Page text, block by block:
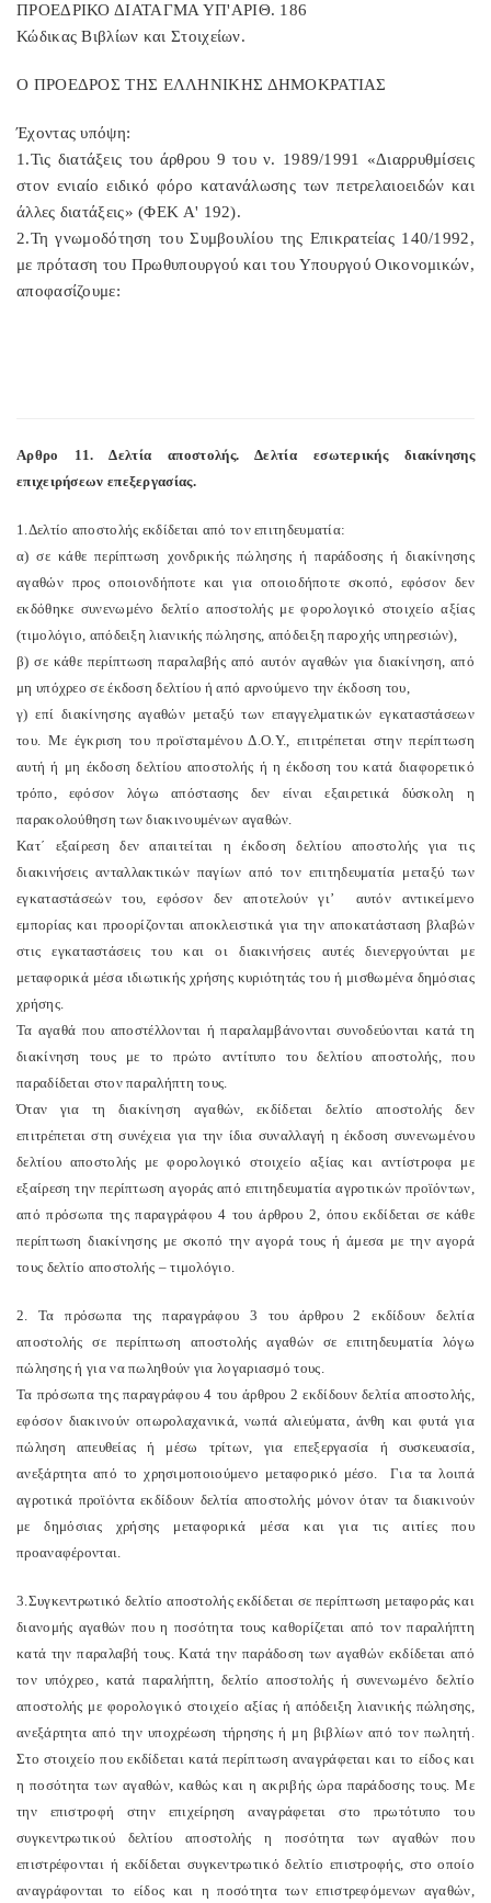
ΠΡΟΕΔΡΙΚΟ ΔΙΑΤΑΓΜΑ ΥΠ'ΑΡΙΘ. 186
Κώδικας Βιβλίων και Στοιχείων.
Ο ΠΡΟΕΔΡΟΣ ΤΗΣ ΕΛΛΗΝΙΚΗΣ ΔΗΜΟΚΡΑΤΙΑΣ
Έχοντας υπόψη:
1.Τις διατάξεις του άρθρου 9 του ν. 1989/1991 «Διαρρυθμίσεις
στον ενιαίο ειδικό φόρο κατανάλωσης των πετρελαιοειδών και
άλλες διατάξεις» (ΦΕΚ Α' 192).
2.Τη γνωμοδότηση του Συμβουλίου της Επικρατείας 140/1992,
με πρόταση του Πρωθυπουργού και του Υπουργού Οικονομικών,
αποφασίζουμε:
Αρθρο 11. Δελτία αποστολής. Δελτία εσωτερικής διακίνησης
επιχειρήσεων επεξεργασίας.
1.Δελτίο αποστολής εκδίδεται από τον επιτηδευματία:
α) σε κάθε περίπτωση χονδρικής πώλησης ή παράδοσης ή διακίνησης
αγαθών προς οποιονδήποτε και για οποιοδήποτε σκοπό, εφόσον δεν
εκδόθηκε συνενωμένο δελτίο αποστολής με φορολογικό στοιχείο αξίας
(τιμολόγιο, απόδειξη λιανικής πώλησης, απόδειξη παροχής υπηρεσιών),
β) σε κάθε περίπτωση παραλαβής από αυτόν αγαθών για διακίνηση, από
μη υπόχρεο σε έκδοση δελτίου ή από αρνούμενο την έκδοση του,
γ) επί διακίνησης αγαθών μεταξύ των επαγγελματικών εγκαταστάσεων
του. Με έγκριση του προϊσταμένου Δ.Ο.Υ., επιτρέπεται στην περίπτωση
αυτή ή μη έκδοση δελτίου αποστολής ή η έκδοση του κατά διαφορετικό
τρόπο, εφόσον λόγω απόστασης δεν είναι εξαιρετικά δύσκολη η
παρακολούθηση των διακινουμένων αγαθών.
Κατ΄ εξαίρεση δεν απαιτείται η έκδοση δελτίου αποστολής για τις
διακινήσεις ανταλλακτικών παγίων από τον επιτηδευματία μεταξύ των
εγκαταστάσεών του, εφόσον δεν αποτελούν γι’ αυτόν αντικείμενο
εμπορίας και προορίζονται αποκλειστικά για την αποκατάσταση βλαβών
στις εγκαταστάσεις του και οι διακινήσεις αυτές διενεργούνται με
μεταφορικά μέσα ιδιωτικής χρήσης κυριότητάς του ή μισθωμένα δημόσιας
χρήσης.
Τα αγαθά που αποστέλλονται ή παραλαμβάνονται συνοδεύονται κατά τη
διακίνηση τους με το πρώτο αντίτυπο του δελτίου αποστολής, που
παραδίδεται στον παραλήπτη τους.
Όταν για τη διακίνηση αγαθών, εκδίδεται δελτίο αποστολής δεν
επιτρέπεται στη συνέχεια για την ίδια συναλλαγή η έκδοση συνενωμένου
δελτίου αποστολής με φορολογικό στοιχείο αξίας και αντίστροφα με
εξαίρεση την περίπτωση αγοράς από επιτηδευματία αγροτικών προϊόντων,
από πρόσωπα της παραγράφου 4 του άρθρου 2, όπου εκδίδεται σε κάθε
περίπτωση διακίνησης με σκοπό την αγορά τους ή άμεσα με την αγορά
τους δελτίο αποστολής – τιμολόγιο.
2. Τα πρόσωπα της παραγράφου 3 του άρθρου 2 εκδίδουν δελτία
αποστολής σε περίπτωση αποστολής αγαθών σε επιτηδευματία λόγω
πώλησης ή για να πωληθούν για λογαριασμό τους.
Τα πρόσωπα της παραγράφου 4 του άρθρου 2 εκδίδουν δελτία αποστολής,
εφόσον διακινούν οπωρολαχανικά, νωπά αλιεύματα, άνθη και φυτά για
πώληση απευθείας ή μέσω τρίτων, για επεξεργασία ή συσκευασία,
ανεξάρτητα από το χρησιμοποιούμενο μεταφορικό μέσο. Για τα λοιπά
αγροτικά προϊόντα εκδίδουν δελτία αποστολής μόνον όταν τα διακινούν
με δημόσιας χρήσης μεταφορικά μέσα και για τις αιτίες που
προαναφέρονται.
3.Συγκεντρωτικό δελτίο αποστολής εκδίδεται σε περίπτωση μεταφοράς και
διανομής αγαθών που η ποσότητα τους καθορίζεται από τον παραλήπτη
κατά την παραλαβή τους. Κατά την παράδοση των αγαθών εκδίδεται από
τον υπόχρεο, κατά παραλήπτη, δελτίο αποστολής ή συνενωμένο δελτίο
αποστολής με φορολογικό στοιχείο αξίας ή απόδειξη λιανικής πώλησης,
ανεξάρτητα από την υποχρέωση τήρησης ή μη βιβλίων από τον πωλητή.
Στο στοιχείο που εκδίδεται κατά περίπτωση αναγράφεται και το είδος και
η ποσότητα των αγαθών, καθώς και η ακριβής ώρα παράδοσης τους. Με
την επιστροφή στην επιχείρηση αναγράφεται στο πρωτότυπο του
συγκεντρωτικού δελτίου αποστολής η ποσότητα των αγαθών που
επιστρέφονται ή εκδίδεται συγκεντρωτικό δελτίο επιστροφής, στο οποίο
αναγράφονται το είδος και η ποσότητα των επιστρεφόμενων αγαθών,